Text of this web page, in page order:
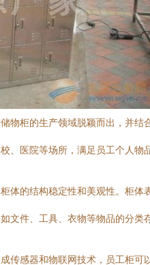
柜的生产领域脱颖而出，并结
、医院等场所，满足员工个人物
的结构稳定性和美观性。柜
文件、工具、衣物等物品的分类
感器和物联网技术，员工柜